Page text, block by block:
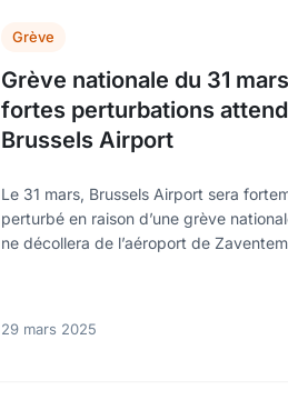
Grève
Grève nationale du 31
fortes perturbations
Brussels Airport
Le 31 mars, Brussels Airport sera
perturbé en raison d’une grève
ne décollera de l’aéroport de
29 mars 2025